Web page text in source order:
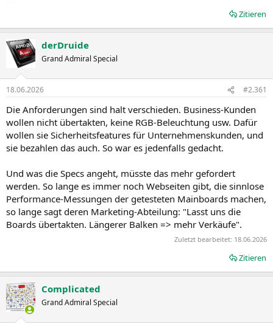
Zitieren
derDruide
Grand Admiral Special
18.06.2026 #2.361
Die Anforderungen sind halt verschieden. Business-Kunden
wollen nicht übertakten, keine RGB-Beleuchtung usw. Dafür
wollen sie Sicherheitsfeatures für Unternehmenskunden, und
sie bezahlen das auch. So war es jedenfalls gedacht.
Und was die Specs angeht, müsste das mehr gefordert
werden. So lange es immer noch Webseiten gibt, die sinnlose
Performance-Messungen der getesteten Mainboards machen,
so lange sagt deren Marketing-Abteilung: "Lasst uns die
Boards übertakten. Längerer Balken => mehr Verkäufe".
Zuletzt bearbeitet: 18.06.2026
Zitieren
Complicated
Grand Admiral Special